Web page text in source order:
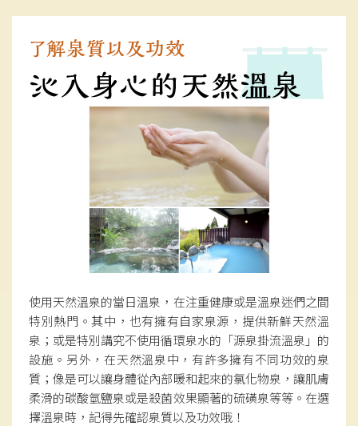
使用天然溫泉的當日溫泉，在注重健康或是溫泉迷們之間
特別熱門。其中，也有擁有自家泉源，提供新鮮天然溫
泉；或是特別講究不使用循環泉水的「源泉掛流溫泉」的
設施。另外，在天然溫泉中，有許多擁有不同功效的泉
質；像是可以讓身體從內部暖和起來的氯化物泉，讓肌膚
柔滑的碳酸氫鹽泉或是殺菌效果顯著的硫磺泉等等。在選
擇溫泉時，記得先確認泉質以及功效哦！